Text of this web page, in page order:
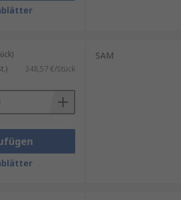
348,57 €/Stück
SAM